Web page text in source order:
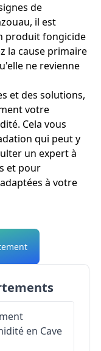
de
il est
produit fongicide
la cause primaire
ne revienne
et des solutions,
votre
Cela vous
qui peut y
un expert à
et pour
à votre
en Cave